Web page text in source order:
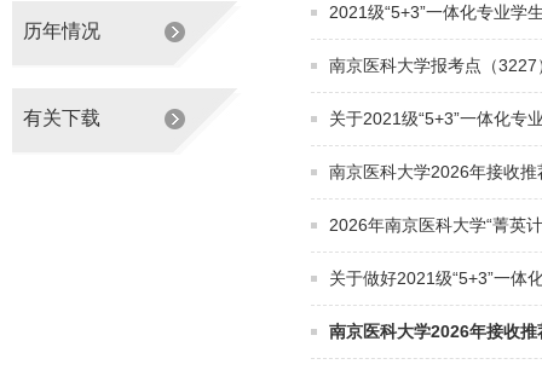
历年情况
有关下载
2021级“5+3”一体化专业学
南京医科大学报考点（
关于2021级“5+3”一体化专
南京医科大学2026年接收
2026年南京医科大学“菁英
关于做好2021级“5+3”一体
南京医科大学2026年接收